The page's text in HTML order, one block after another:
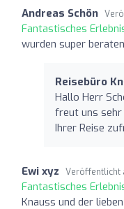
Andreas Schön
Fantastisches
wurden super
Reisebüro
Hallo Herr
freut uns sehr
Ihrer Reise
Ewi xyz Veröffentlicht
Fantastisches
Knauss und der